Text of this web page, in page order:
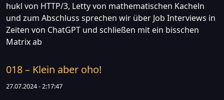
hukl von HTTP/3, Letty von mathematischen Kacheln
und zum Abschluss sprechen wir über Job Interviews in
Zeiten von ChatGPT und schließen mit ein bisschen
Matrix ab
018 – Klein aber oho!
27.07.2024 - 2:17:47